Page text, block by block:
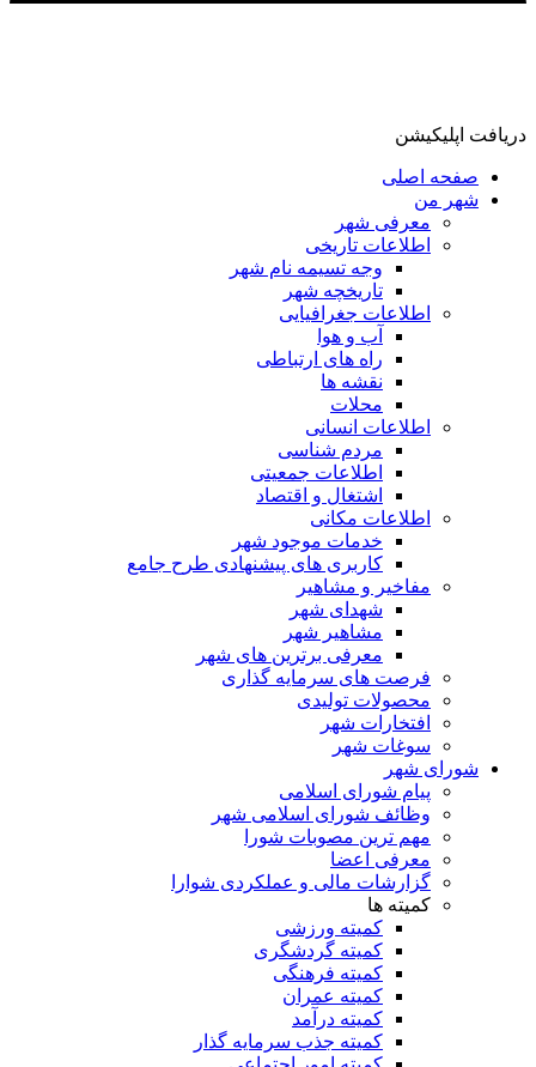
دریافت اپلیکیشن
صفحه اصلی
شهر من
معرفی شهر
اطلاعات تاریخی
وجه تسیمه نام شهر
تاریخچه شهر
اطلاعات جغرافیایی
آب و هوا
راه های ارتباطی
نقشه ها
محلات
اطلاعات انسانی
مردم شناسی
اطلاعات جمعیتی
اشتغال و اقتصاد
اطلاعات مکانی
خدمات موجود شهر
کاربری های پیشنهادی طرح جامع
مفاخیر و مشاهیر
شهدای شهر
مشاهیر شهر
معرفی برترین های شهر
فرصت های سرمایه گذاری
محصولات تولیدی
افتخارات شهر
سوغات شهر
شورای شهر
پیام شورای اسلامی
وظائف شورای اسلامی شهر
مهم ترین مصوبات شورا
معرفی اعضا
گزارشات مالی و عملکردی شوارا
کمیته ها
کمیته ورزشی
کمیته گردشگری
کمیته فرهنگی
کمیته عمران
کمیته درآمد
کمیته جذب سرمایه گذار